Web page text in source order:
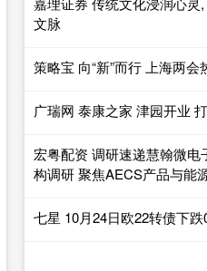
文脉
策略宝 向“新”而行 上海两
广瑞网 泰康之家 津园开业
宏粤配资 调研速递慧翰微
构调研 聚焦AECS产品与能
七星 10月24日欧22转债下